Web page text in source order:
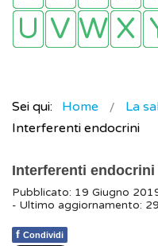
Sei qui: Home La
Interferenti endocrini
Interferenti endocrini
Pubblicato: 19 Giugno
- Ultimo aggiornamento:
f Condividi